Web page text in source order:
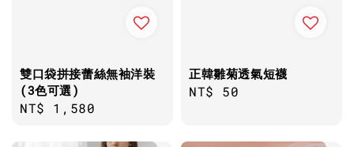
雙口袋拼接蕾絲無袖洋裝
(3色可選)
Regular
NT$ 1,580
正韓雛菊透氣短襪
Regular
NT$ 50